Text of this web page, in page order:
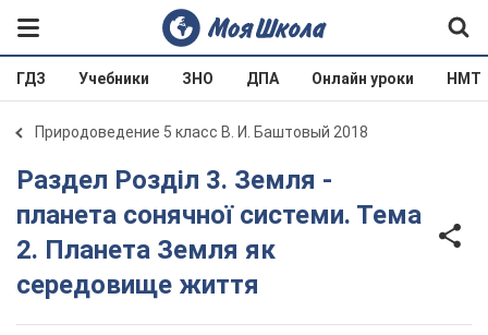
ГДЗ Учебники ЗНО ДПА Онлайн уроки НМТ
Природоведение 5 класс В. И. Баштовый 2018
Раздел Розділ 3. Земля -
планета сонячної системи. Тема
2. Планета Земля як
середовище життя